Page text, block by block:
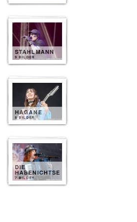
STAHLMANN
9 BILDER
HAGANE
8 BILDER
DIE
HABENICHTSE
7 BILDER